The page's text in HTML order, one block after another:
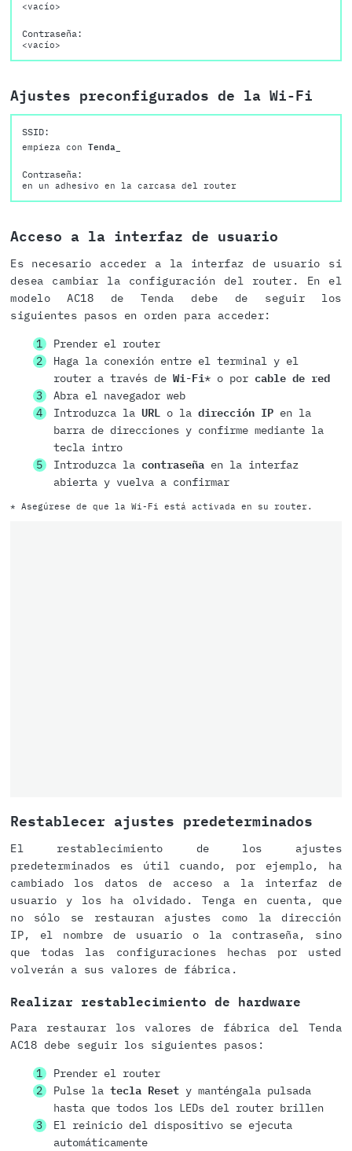
<vacío>
Contraseña:
<vacío>
Ajustes preconfigurados de la Wi-Fi
SSID:
empieza con Tenda_
Contraseña:
en un adhesivo en la carcasa del router
Acceso a la interfaz de usuario
Es necesario acceder a la interfaz de usuario si
desea cambiar la configuración del router. En el
modelo AC18 de Tenda debe de seguir los
siguientes pasos en orden para acceder:
Prender el router
Haga la conexión entre el terminal y el
router a través de Wi-Fi* o por cable de red
Abra el navegador web
Introduzca la URLo la dirección IPen la
barra de direcciones y confirme mediante la
tecla intro
Introduzca la contraseñaen la interfaz
abierta y vuelva a confirmar
* Asegúrese de que la Wi-Fi está activada en su router.
Restablecer ajustes predeterminados
El restablecimiento de los ajustes
predeterminados es útil cuando, por ejemplo, ha
cambiado los datos de acceso a la interfaz de
usuario y los ha olvidado. Tenga en cuenta, que
no sólo se restauran ajustes como la dirección
IP, el nombre de usuario o la contraseña, sino
que todas las configuraciones hechas por usted
volverán a sus valores de fábrica.
Realizar restablecimiento de hardware
Para restaurar los valores de fábrica del Tenda
AC18 debe seguir los siguientes pasos:
Prender el router
Pulse la tecla Resety manténgala pulsada
hasta que todos los LEDs del router brillen
El reinicio del dispositivo se ejecuta
automáticamente